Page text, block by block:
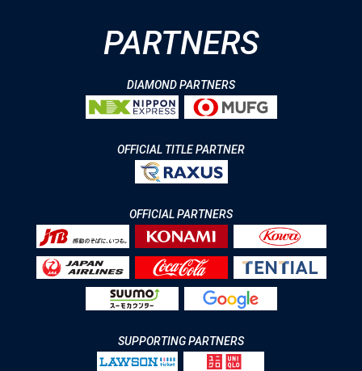
PARTNERS
DIAMOND PARTNERS
OFFICIAL TITLE PARTNER
OFFICIAL PARTNERS
SUPPORTING PARTNERS